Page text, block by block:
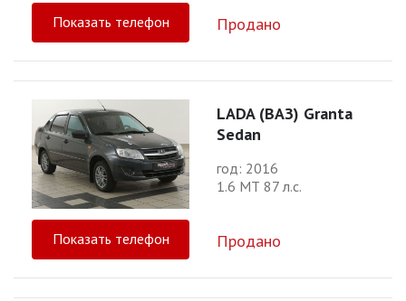
Показать телефон Продано
LADA (ВАЗ) Granta
Sedan
год: 2016
1.6 МТ 87 л.с.
Показать телефон Продано